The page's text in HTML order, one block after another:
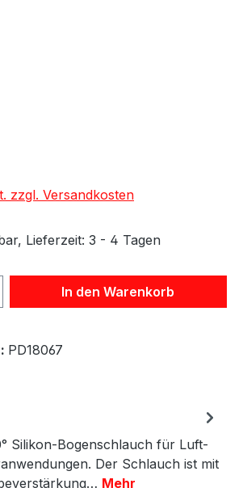
zzgl. Versandkosten
Lieferzeit: 3 - 4 Tagen
Gib den
In den Warenkorb
PD18067
Silikon-Bogenschlauch für Luft-
Der Schlauch ist mit
Mehr